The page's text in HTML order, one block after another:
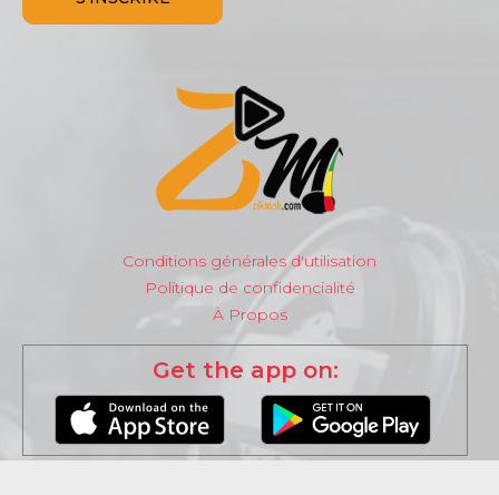
Conditions générales d'utilisation
Politique de confidencialité
À Propos
Get the app on: